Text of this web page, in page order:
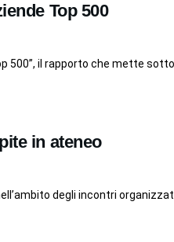
Top 500
500”, il rapporto che mette
in ateneo
degli incontri